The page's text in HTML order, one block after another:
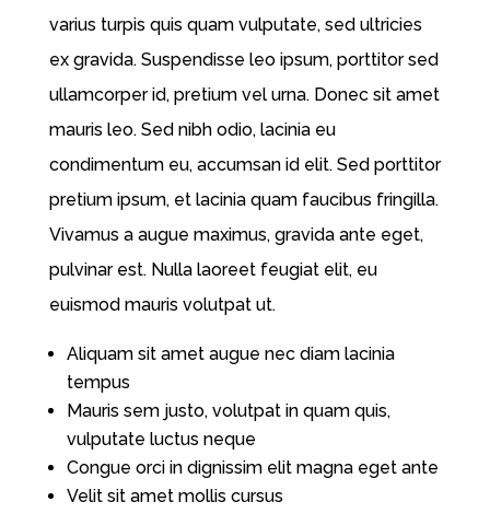
varius turpis quis quam vulputate, sed ultricies
ex gravida. Suspendisse leo ipsum, porttitor sed
ullamcorper id, pretium vel urna. Donec sit amet
mauris leo. Sed nibh odio, lacinia eu
condimentum eu, accumsan id elit. Sed porttitor
pretium ipsum, et lacinia quam faucibus fringilla.
Vivamus a augue maximus, gravida ante eget,
pulvinar est. Nulla laoreet feugiat elit, eu
euismod mauris volutpat ut.
Aliquam sit amet augue nec diam lacinia
tempus
Mauris sem justo, volutpat in quam quis,
vulputate luctus neque
Congue orci in dignissim elit magna eget ante
Velit sit amet mollis cursus